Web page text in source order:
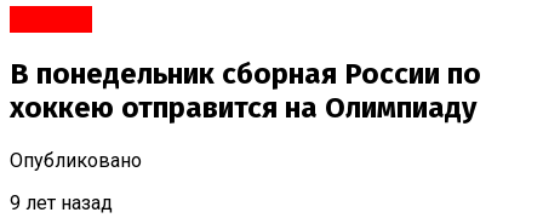
В понедельник сборная России по
хоккею отправится на Олимпиаду
Опубликовано
9 лет назад